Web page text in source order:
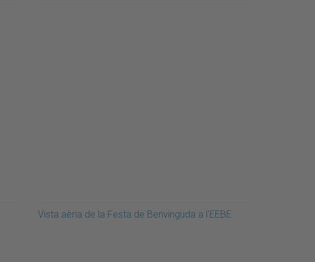
Vista aèria de la Festa de Benvinguda a l'EEBE